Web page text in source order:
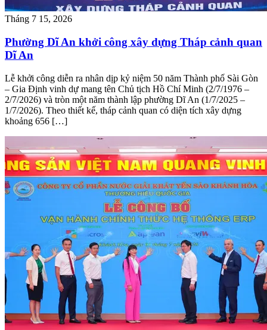
Tháng 7 15, 2026
Phường Dĩ An khởi công xây dựng Tháp cảnh quan
Dĩ An
Lễ khởi công diễn ra nhân dịp kỷ niệm 50 năm Thành phố Sài Gòn
– Gia Định vinh dự mang tên Chủ tịch Hồ Chí Minh (2/7/1976 –
2/7/2026) và tròn một năm thành lập phường Dĩ An (1/7/2025 –
1/7/2026). Theo thiết kế, tháp cảnh quan có diện tích xây dựng
khoảng 656 […]